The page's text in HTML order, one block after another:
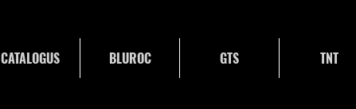
CATALOGUS BLUROC GTS TNT